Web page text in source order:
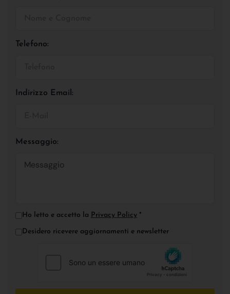
Telefono:
Indirizzo Email:
Messaggio:
Ho letto e accetto la Privacy Policy *
Desidero ricevere aggiornamenti e newsletter